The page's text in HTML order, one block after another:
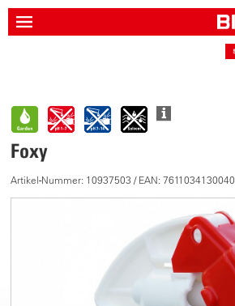
Foxy
Artikel-Nummer: 10937503 / EAN: 7611034130040